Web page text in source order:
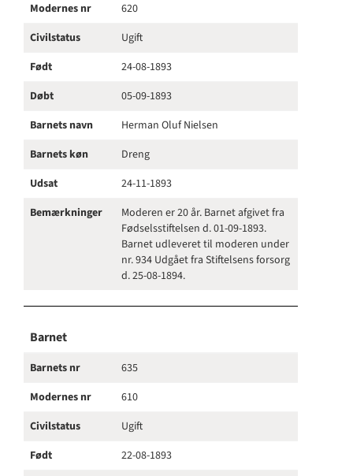
Modernes nr
620
Civilstatus
Ugift
Født
24-08-1893
Døbt
05-09-1893
Barnets navn
Herman Oluf Nielsen
Barnets køn
Dreng
Udsat
24-11-1893
Bemærkninger
Moderen er 20 år. Barnet afgivet fra
Fødselsstiftelsen d. 01-09-1893.
Barnet udleveret til moderen under
nr. 934 Udgået fra Stiftelsens forsorg
d. 25-08-1894.
Barnet
Barnets nr
635
Modernes nr
610
Civilstatus
Ugift
Født
22-08-1893